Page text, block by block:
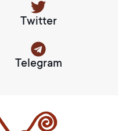
Twitter
Telegram